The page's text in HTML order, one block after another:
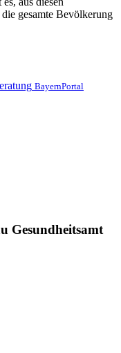
gesamte Bevölkerung
BayernPortal
Gesundheitsamt